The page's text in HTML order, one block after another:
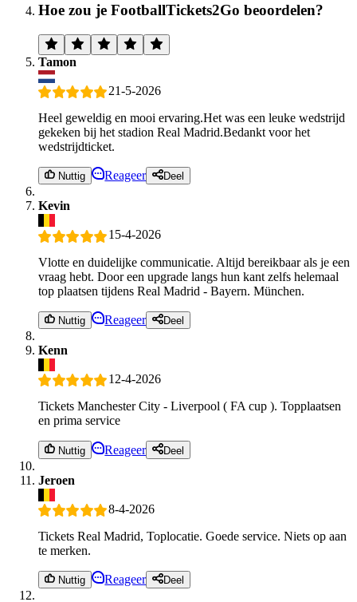
Hoe zou je FootballTickets2Go beoordelen?
Tamon
21-5-2026
Heel geweldig en mooi ervaring.Het was een leuke wedstrijd
gekeken bij het stadion Real Madrid.Bedankt voor het
wedstrijdticket.
Nuttig Reageer Deel
Kevin
15-4-2026
Vlotte en duidelijke communicatie. Altijd bereikbaar als je een
vraag hebt. Door een upgrade langs hun kant zelfs helemaal
top plaatsen tijdens Real Madrid - Bayern. München.
Nuttig Reageer Deel
Kenn
12-4-2026
Tickets Manchester City - Liverpool ( FA cup ). Topplaatsen
en prima service
Nuttig Reageer Deel
Jeroen
8-4-2026
Tickets Real Madrid, Toplocatie. Goede service. Niets op aan
te merken.
Nuttig Reageer Deel